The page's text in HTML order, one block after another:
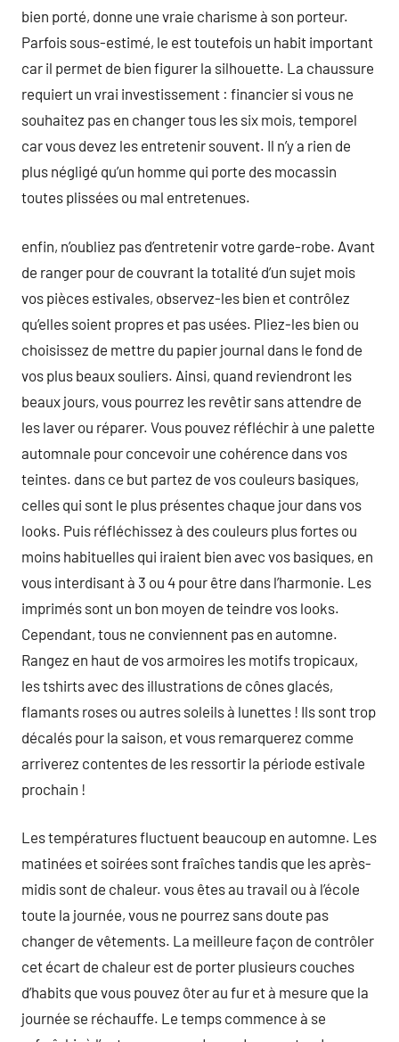
bien porté, donne une vraie charisme à son porteur.
Parfois sous-estimé, le est toutefois un habit important
car il permet de bien figurer la silhouette. La chaussure
requiert un vrai investissement : financier si vous ne
souhaitez pas en changer tous les six mois, temporel
car vous devez les entretenir souvent. Il n’y a rien de
plus négligé qu’un homme qui porte des mocassin
toutes plissées ou mal entretenues.
enfin, n’oubliez pas d’entretenir votre garde-robe. Avant
de ranger pour de couvrant la totalité d’un sujet mois
vos pièces estivales, observez-les bien et contrôlez
qu’elles soient propres et pas usées. Pliez-les bien ou
choisissez de mettre du papier journal dans le fond de
vos plus beaux souliers. Ainsi, quand reviendront les
beaux jours, vous pourrez les revêtir sans attendre de
les laver ou réparer. Vous pouvez réfléchir à une palette
automnale pour concevoir une cohérence dans vos
teintes. dans ce but partez de vos couleurs basiques,
celles qui sont le plus présentes chaque jour dans vos
looks. Puis réfléchissez à des couleurs plus fortes ou
moins habituelles qui iraient bien avec vos basiques, en
vous interdisant à 3 ou 4 pour être dans l’harmonie. Les
imprimés sont un bon moyen de teindre vos looks.
Cependant, tous ne conviennent pas en automne.
Rangez en haut de vos armoires les motifs tropicaux,
les tshirts avec des illustrations de cônes glacés,
flamants roses ou autres soleils à lunettes ! Ils sont trop
décalés pour la saison, et vous remarquerez comme
arriverez contentes de les ressortir la période estivale
prochain !
Les températures fluctuent beaucoup en automne. Les
matinées et soirées sont fraîches tandis que les après-
midis sont de chaleur. vous êtes au travail ou à l’école
toute la journée, vous ne pourrez sans doute pas
changer de vêtements. La meilleure façon de contrôler
cet écart de chaleur est de porter plusieurs couches
d’habits que vous pouvez ôter au fur et à mesure que la
journée se réchauffe. Le temps commence à se